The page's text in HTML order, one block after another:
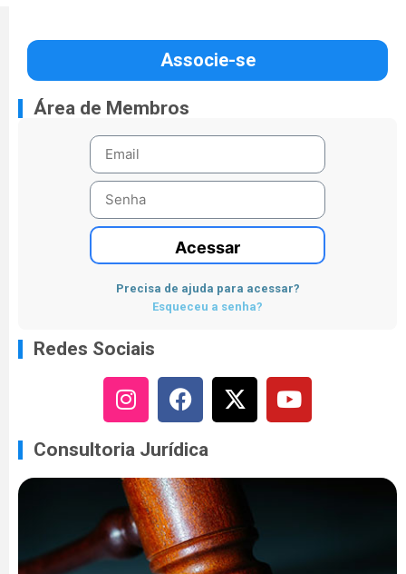
Associe-se
Área de Membros
Acessar
Precisa de ajuda para acessar?
Esqueceu a senha?
Redes Sociais
Consultoria Jurídica